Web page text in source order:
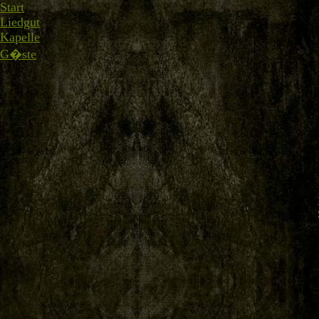
Start
Liedgut
Kapelle
G�ste